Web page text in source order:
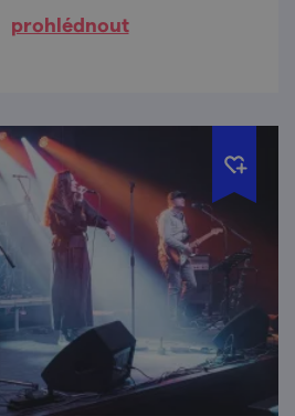
prohlédnout